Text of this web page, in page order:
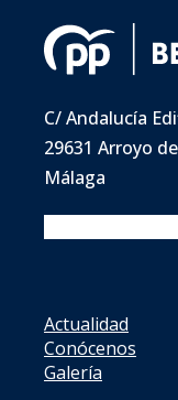
C/ Andalucía
29631 Arroyo
Málaga
Actualidad
Conócenos
Galería